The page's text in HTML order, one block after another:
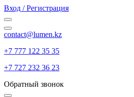
Вход / Регистрация
contact@lumen.kz
+7 777 122 35 35
+7 727 232 36 23
Обратный звонок